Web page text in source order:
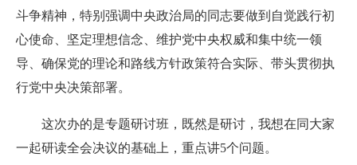
斗争精神，特别强调中央政治局的同志要做到自觉践行初
心使命、坚定理想信念、维护党中央权威和集中统一领
导、确保党的理论和路线方针政策符合实际、带头贯彻执
行党中央决策部署。
这次办的是专题研讨班，既然是研讨，我想在同大家
一起研读全会决议的基础上，重点讲5个问题。